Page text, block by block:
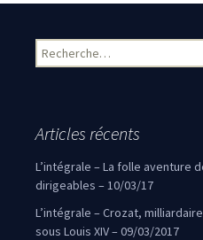
Rechercher :
Articles récents
L’intégrale – La folle aventure
dirigeables – 10/03/17
L’intégrale – Crozat, milliardaire
sous Louis XIV – 09/03/2017